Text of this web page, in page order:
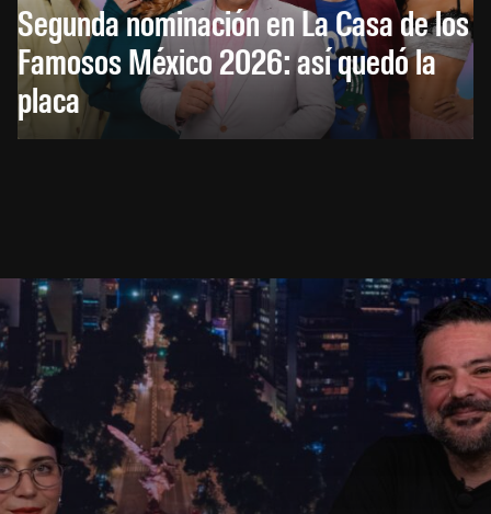
Segunda nominación en La Casa de los
Famosos México 2026: así quedó la
placa